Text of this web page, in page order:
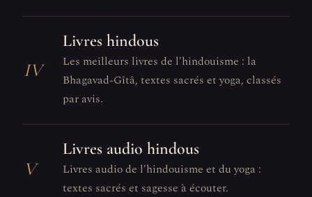
IV
Livres hindous
Les meilleurs livres de l'hindouisme : la
Bhagavad-Gîtâ, textes sacrés et yoga, classés
par avis.
V
Livres audio hindous
Livres audio de l'hindouisme et du yoga :
textes sacrés et sagesse à écouter.